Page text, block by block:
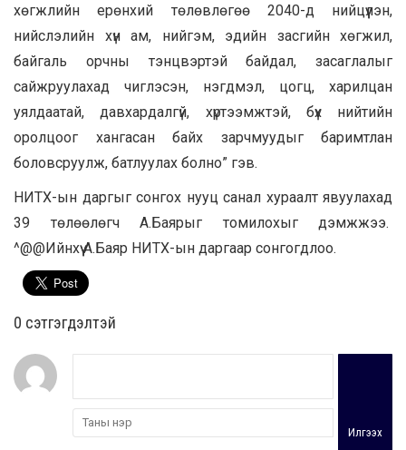
хөгжлийн ерөнхий төлөвлөгөө 2040-д нийцүүлэн,
нийслэлийн хүн ам, нийгэм, эдийн засгийн хөгжил,
байгаль орчны тэнцвэртэй байдал, засаглалыг
сайжруулахад чиглэсэн, нэгдмэл, цогц, харилцан
уялдаатай, давхардалгүй, хүртээмжтэй, бүх нийтийн
оролцоог хангасан байх зарчмуудыг баримтлан
боловсруулж, батлуулах болно” гэв.
НИТХ-ын даргыг сонгох нууц санал хураалт явуулахад
39 төлөөлөгч А.Баярыг томилохыг дэмжжээ.
^@@Ийнхүү А.Баяр НИТХ-ын даргаар сонгогдлоо.
0 cэтгэгдэлтэй
Илгээх